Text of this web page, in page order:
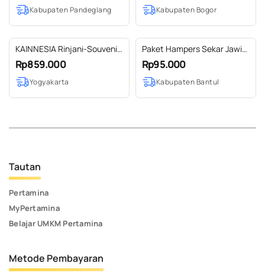
Kabupaten Pandeglang Kabupaten Bogor
KAINNESIA Rinjani-Souvenir
Hampers Pernikahan
Birthday Gift Graduation
Gift Birthday Hampers
Rp859.000
Yogyakarta
Paket Hampers Sekar Jawi
04
Rp95.000
Kabupaten Bantul
Tautan
Pertamina
MyPertamina
Belajar UMKM Pertamina
Metode Pembayaran